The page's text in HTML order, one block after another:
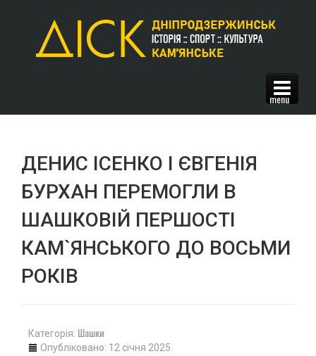
ІГРОВІ (З М'ЯЧЕМ) ВИДИ
ФУТБОЛ
МІНІ-ФУТБОЛ
БАСКЕТБОЛ
ВОЛЕЙБОЛ
ГАНДБОЛ
МОТО
ДЕНИС ІСЕНКО І ЄВГЕНІЯ
БУРХАН ПЕРЕМОГЛИ В
ШАШКОВІЙ ПЕРШОСТІ
КАМ`ЯНСЬКОГО ДО ВОСЬМИ
РОКІВ
Категорія: Шашки
Опубліковано: 12 січня 2025